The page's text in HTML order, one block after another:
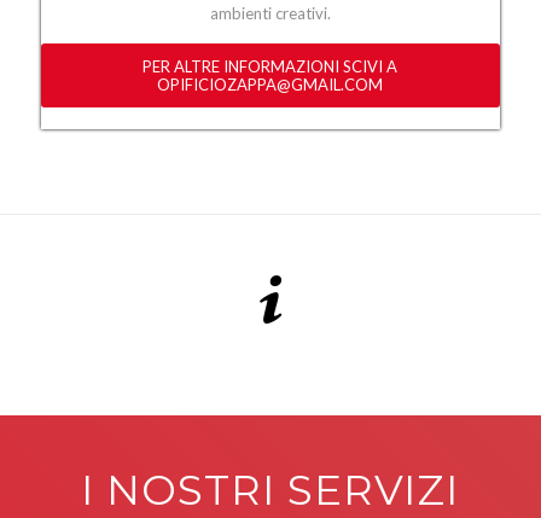
ambienti creativi.
PER ALTRE INFORMAZIONI SCIVI A
OPIFICIOZAPPA@GMAIL.COM
I NOSTRI SERVIZI